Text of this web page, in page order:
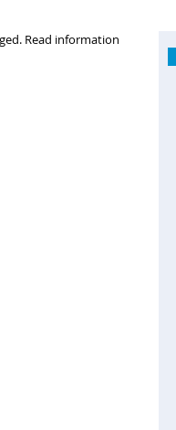
Read information